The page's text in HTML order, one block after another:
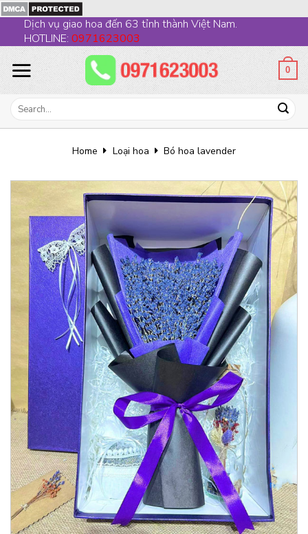
to
content
Dịch vụ giao hoa đến 63 tỉnh thành Việt Nam.
HOTLINE: 0971623003
0
Search
Home Loại hoa Bó hoa lavender